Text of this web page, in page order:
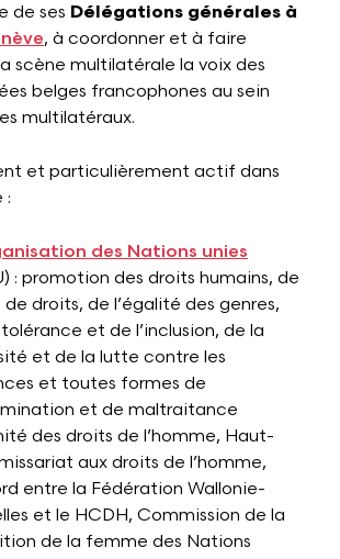
de ses Délégations générales à
, à coordonner et à faire
scène multilatérale la voix des
belges francophones au sein
multilatéraux.
et particulièrement actif dans
:
des Nations unies
: promotion des droits humains, de
de droits, de l’égalité des genres,
et de l’inclusion, de la
et de la lutte contre les
et toutes formes de
et de maltraitance
des droits de l’homme, Haut-
aux droits de l’homme,
entre la Fédération Wallonie-
et le HCDH, Commission de la
de la femme des Nations